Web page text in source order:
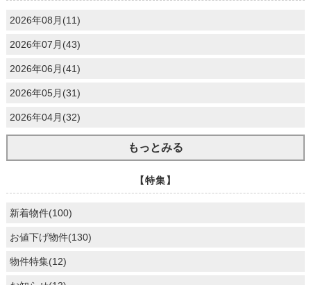
2026年08月(11)
2026年07月(43)
2026年06月(41)
2026年05月(31)
2026年04月(32)
もっとみる
【特集】
新着物件(100)
お値下げ物件(130)
物件特集(12)